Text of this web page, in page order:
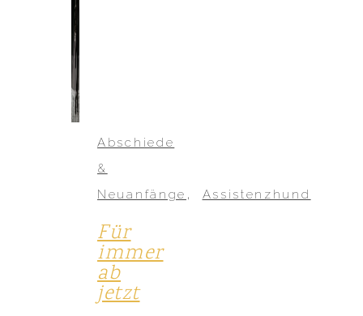
Abschiede
&
Neuanfänge , Assistenzhund
Für
immer
ab
jetzt